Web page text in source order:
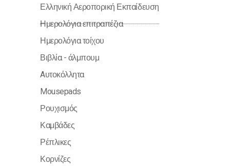
Ελληνική Αεροπορική Εκπαίδευση
Ημερολόγια επιτραπέζια
Ημερολόγια τοίχου
Βιβλία - άλμπουμ
Aυτοκόλλητα
Mousepads
Ρουχισμός
Καμβάδες
Ρέπλικες
Κορνίζες